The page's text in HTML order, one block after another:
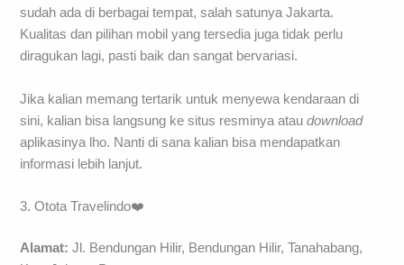
sudah ada di berbagai tempat, salah satunya Jakarta.
Kualitas dan pilihan mobil yang tersedia juga tidak perlu
diragukan lagi, pasti baik dan sangat bervariasi.
Jika kalian memang tertarik untuk menyewa kendaraan di
sini, kalian bisa langsung ke situs resminya ataudownload
aplikasinya lho. Nanti di sana kalian bisa mendapatkan
informasi lebih lanjut.
3. Otota Travelindo❤️
Alamat:Jl. Bendungan Hilir, Bendungan Hilir, Tanahabang,